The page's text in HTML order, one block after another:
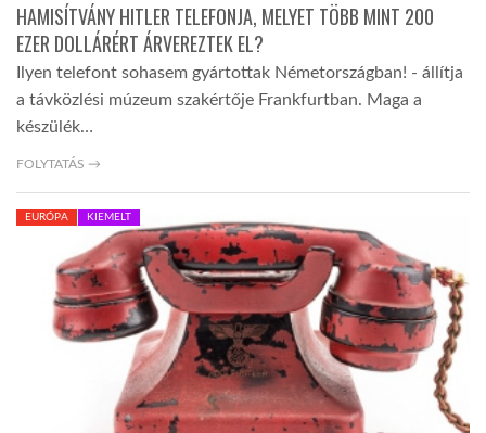
HAMISÍTVÁNY HITLER TELEFONJA, MELYET TÖBB MINT 200
EZER DOLLÁRÉRT ÁRVEREZTEK EL?
Ilyen telefont sohasem gyártottak Németországban! - állítja
a távközlési múzeum szakértője Frankfurtban. Maga a
készülék…
FOLYTATÁS →
EURÓPA KIEMELT